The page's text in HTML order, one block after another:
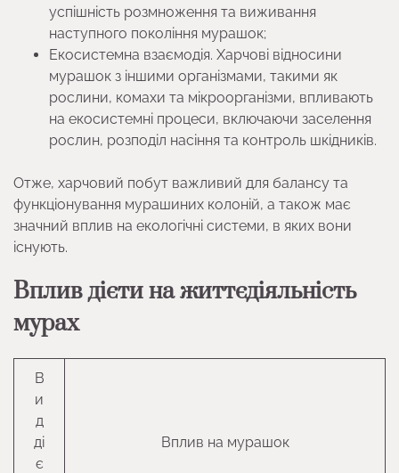
успішність розмноження та виживання
наступного покоління мурашок;
Екосистемна взаємодія. Харчові відносини
мурашок з іншими організмами, такими як
рослини, комахи та мікроорганізми, впливають
на екосистемні процеси, включаючи заселення
рослин, розподіл насіння та контроль шкідників.
Отже, харчовий побут важливий для балансу та
функціонування мурашиних колоній, а також має
значний вплив на екологічні системи, в яких вони
існують.
Вплив дієти на життєдіяльність
мурах
В
и
д
ді
є
Вплив на мурашок